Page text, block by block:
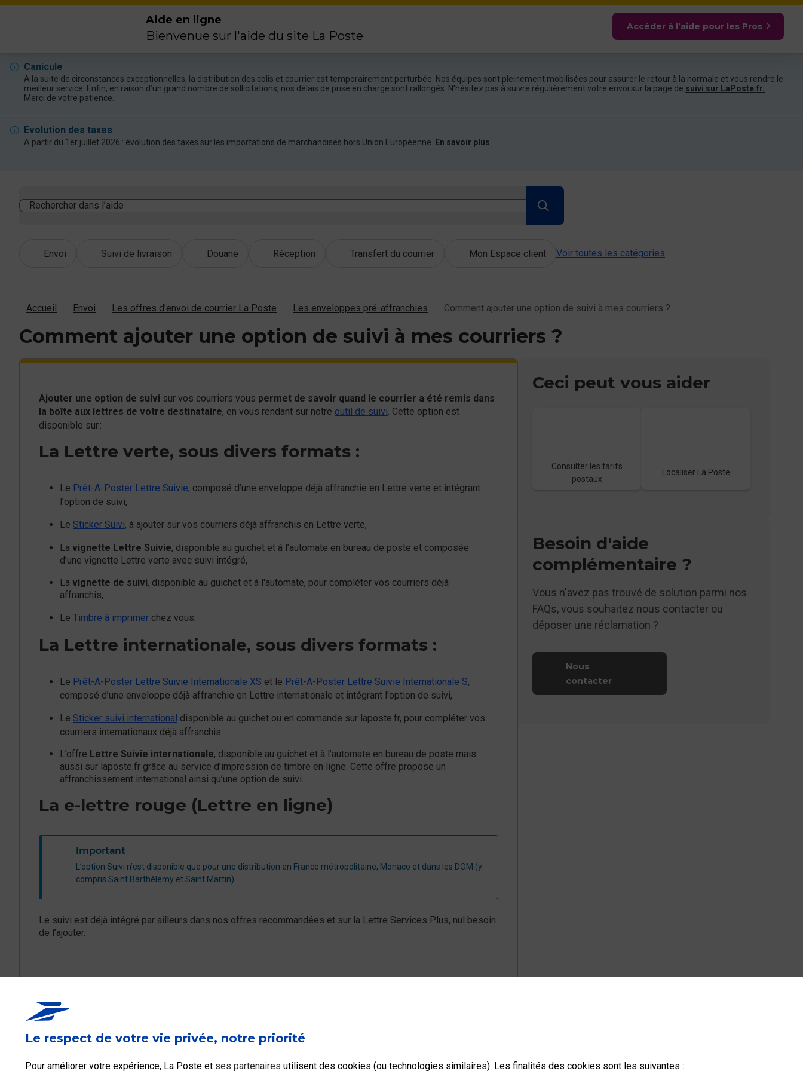
Le respect de votre vie privée, notre priorité
Pour améliorer votre expérience, La Poste et ses partenaires utilisent des cookies (ou technologies similaires). Les finalités des cookies sont les suivantes :
Aide en ligne
Bienvenue sur l'aide du site La Poste
Accéder à l’aide pour les Pros
Canicule
A la suite de circonstances exceptionnelles, la distribution des colis et courrier est temporairement perturbée. Nos équipes sont pleinement mobilisées pour assurer le retour à la normale et vous rendre le
meilleur service. Enfin, en raison d’un grand nombre de sollicitations, nos délais de prise en charge sont rallongés. N’hésitez pas à suivre régulièrement votre envoi sur la page de suivi sur LaPoste.fr.
Merci de votre patience.
Evolution des taxes
A partir du 1er juillet 2026 : évolution des taxes sur les importations de marchandises hors Union Européenne. En savoir plus
Rechercher dans l’aide
Envoi Suivi de livraison Douane Réception Transfert du courrier Mon Espace client Voir toutes les catégories
Accueil Envoi Les offres d'envoi de courrier La Poste Les enveloppes pré-affranchies Comment ajouter une option de suivi à mes courriers ?
Comment ajouter une option de suivi à mes courriers ?
Ajouter une option de suivi sur vos courriers vous permet de savoir quand le courrier a été remis dans
la boîte aux lettres de votre destinataire, en vous rendant sur notre outil de suivi . Cette option est
disponible sur :
La Lettre verte, sous divers formats :
Le Prêt-A-Poster Lettre Suivie, composé d’une enveloppe déjà affranchie en Lettre verte et intégrant
l'option de suivi,
Le Sticker Suivi, à ajouter sur vos courriers déjà affranchis en Lettre verte,
La vignette Lettre Suivie, disponible au guichet et à l’automate en bureau de poste et composée
d’une vignette Lettre verte avec suivi intégré,
La vignette de suivi, disponible au guichet et à l'automate, pour compléter vos courriers déjà
affranchis,
Le Timbre à imprimer chez vous.
La Lettre internationale, sous divers formats :
Le Prêt-A-Poster Lettre Suivie Internationale XS et le Prêt-A-Poster Lettre Suivie Internationale S,
composé d’une enveloppe déjà affranchie en Lettre internationale et intégrant l'option de suivi,
Le Sticker suivi international disponible au guichet ou en commande sur laposte.fr, pour compléter vos
courriers internationaux déjà affranchis.
L’offre Lettre Suivie internationale, disponible au guichet et à l’automate en bureau de poste mais
aussi sur laposte.fr grâce au service d’impression de timbre en ligne. Cette offre propose un
affranchissement international ainsi qu’une option de suivi.
La e-lettre rouge (Lettre en ligne)
Important
L​’option Suivi n’est disponible que pour une distribution en France métropolitaine, Monaco et dans les DOM (y
compris Saint Barthélemy et Saint Martin).
Le suivi est déjà intégré par ailleurs dans nos offres recommandées et sur la Lettre Services Plus, nul besoin
de l’ajouter.
Oui Non
Ceci peut vous aider
Consulter les tarifs
postaux
Localiser La Poste
Besoin d'aide
complémentaire ?
Vous n'avez pas trouvé de solution parmi nos
FAQs, vous souhaitez nous contacter ou
déposer une réclamation ?
Nous
contacter